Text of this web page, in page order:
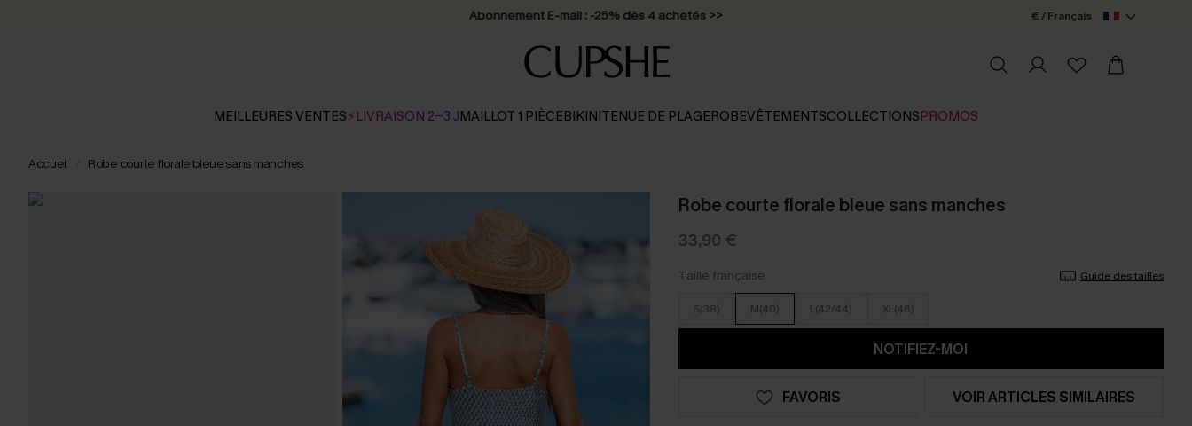
Abonnement E-mail : -25% dès 4 achetés >> € / Français
MEILLEURES VENTES⚡LIVRAISON 2-3 JMAILLOT 1 PIÈCEBIKINITENUE DE PLAGEROBEVÊTEMENTSCOLLECTIONSPROMOS
Accueil Robe courte florale bleue sans manches
Robe courte florale bleue sans manches
33,90 €
Taille française Guide des tailles
S(38) M(40) L(42/44) XL(46)
NOTIFIEZ-MOI
FAVORIS VOIR ARTICLES SIMILAIRES